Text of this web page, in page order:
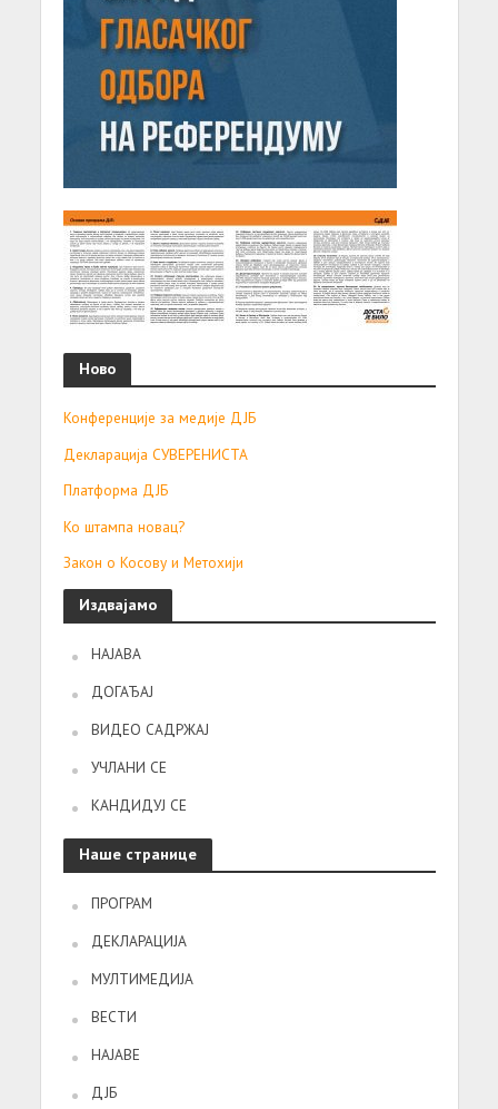
Ново
Конференције за медије ДЈБ
Декларација СУВЕРЕНИСТА
Платформа ДЈБ
Ко штампа новац?
Закон о Косову и Метохији
Издвајамо
НАЈАВА
ДОГАЂАЈ
ВИДЕО САДРЖАЈ
УЧЛАНИ СЕ
КАНДИДУЈ СЕ
Наше странице
ПРОГРАМ
ДЕКЛАРАЦИЈА
МУЛТИМЕДИЈА
ВЕСТИ
НАЈАВЕ
ДЈБ